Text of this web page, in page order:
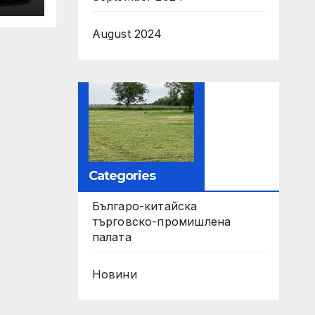
August 2024
Categories
Българо-китайска
търговско-промишлена
палата
Новини